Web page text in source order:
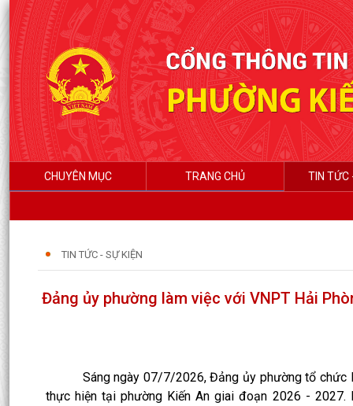
CHUYÊN MỤC TRANG CHỦ TIN TỨC
TIN TỨC - SỰ KIỆN
Đảng ủy phường làm việc với VNPT Hải
Sáng ngày 07/7/2026, Đảng ủy phường tổ chức
thực hiện tại phường Kiến An giai đoạn 2026 -